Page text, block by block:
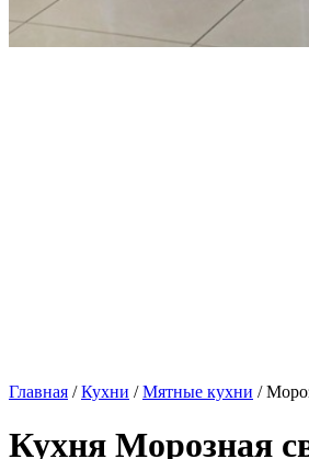
Главная /Кухни /Мятные кухни /
Кухня Морозная